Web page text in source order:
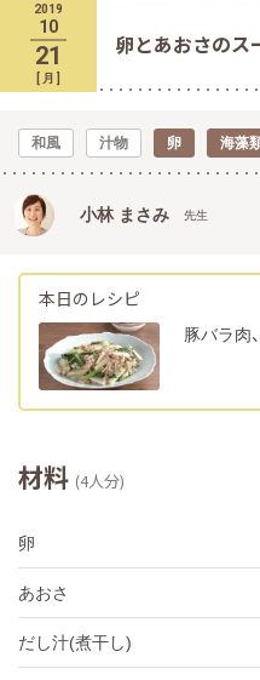
2019
10
21
[ 月 ]
卵とあおさのス
和風 汁物 卵 海藻
小林 まさみ 先生
本日のレシピ
豚バラ肉
材料 (4人分)
卵
あおさ
だし汁(煮干し)